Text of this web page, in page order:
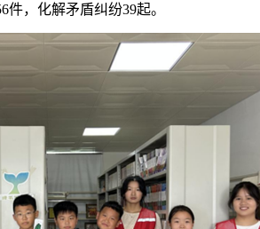
，化解矛盾纠纷39起。